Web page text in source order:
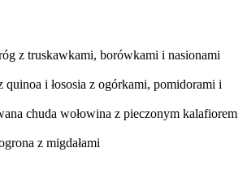
z truskawkami, borówkami i nasionami
quinoa i łososia z ogórkami, pomidorami i
chuda wołowina z pieczonym kalafiorem
z migdałami